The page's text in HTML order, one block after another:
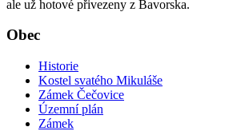
ale už hotové přivezeny z Bavorska.
Obec
Historie
Kostel svatého Mikuláše
Zámek Čečovice
Územní plán
Zámek